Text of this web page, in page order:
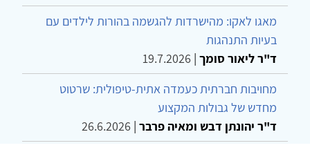
מאגו לאקו: מהישרדות להגשמה בהורות לילדים עם
בעיות התנהגות
ד"ר ליאור סומך |
19.7.2026
מחויבות חברתית כעמדה אתית-טיפולית: שרטוט
מחדש של גבולות המקצוע
ד"ר יהונתן דבש ומאיה פרבר |
26.6.2026